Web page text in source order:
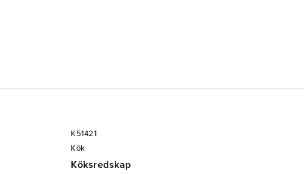
K51421
Kök
Köksredskap